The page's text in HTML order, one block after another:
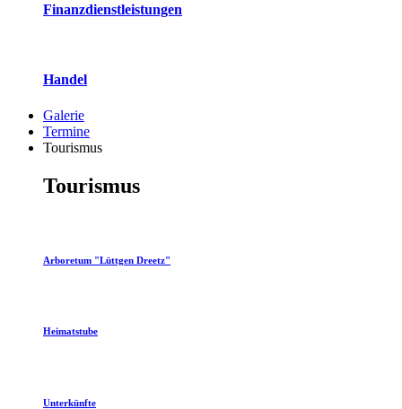
Finanzdienstleistungen
Handel
Galerie
Termine
Tourismus
Tourismus
Arboretum "Lüttgen Dreetz"
Heimatstube
Unterkünfte